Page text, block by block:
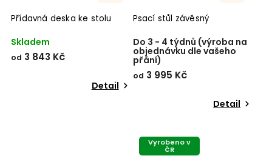
Přídavná deska ke stolu
Skladem
od 3 843 Kč
Detail
Psací stůl závěsný
Do 3 - 4 týdnů (výroba na
objednávku dle vašeho
přání)
od 3 995 Kč
Detail
Vyrobeno v
ČR